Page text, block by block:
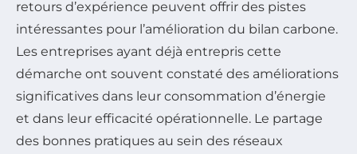
retours d’expérience peuvent offrir des pistes
intéressantes pour l’amélioration du bilan carbone.
Les entreprises ayant déjà entrepris cette
démarche ont souvent constaté des améliorations
significatives dans leur consommation d’énergie
et dans leur efficacité opérationnelle. Le partage
des bonnes pratiques au sein des réseaux